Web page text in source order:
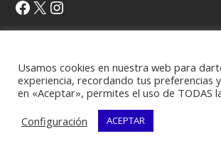
Usamos cookies en nuestra web para
experiencia, recordando tus preferencias
en «Aceptar», permites el uso de TODAS
Configuración
ACEPTAR